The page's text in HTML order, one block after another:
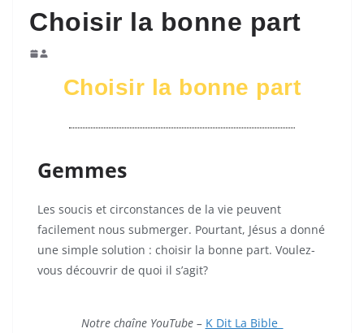
Choisir la bonne part
Choisir la bonne part
Gemmes
Les soucis et circonstances de la vie peuvent
facilement nous submerger. Pourtant, Jésus a donné
une simple solution : choisir la bonne part. Voulez-
vous découvrir de quoi il s’agit?
Notre chaîne YouTube – K Dit La Bible